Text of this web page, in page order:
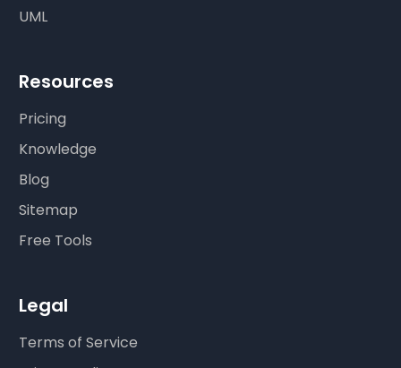
UML
Resources
Pricing
Knowledge
Blog
Sitemap
Free Tools
Legal
Terms of Service